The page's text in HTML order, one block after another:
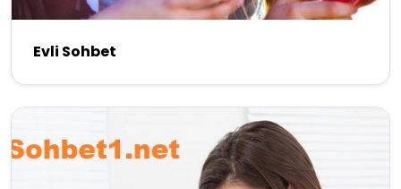
Evli Sohbet